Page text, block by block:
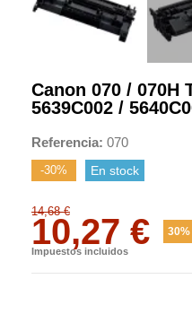
Canon 070 / 070H
5639C002 /
Referencia 070
-30% En stock
14,68 €
10,27 €
Impuestos incluidos